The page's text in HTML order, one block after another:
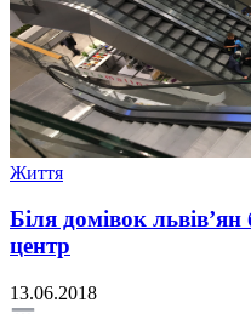
Життя
Біля домівок
центр
13.06.2018